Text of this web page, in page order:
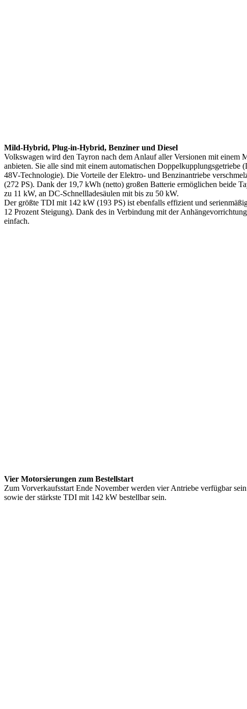
Mild-Hybrid, Plug-in-Hybrid, Benziner und Diesel
Volkswagen wird den Tayron nach dem Anlauf aller Versionen mit
anbieten. Sie alle sind mit einem automatischen
48V-Technologie). Die Vorteile der Elektro- und Benzinantriebe
(272 PS). Dank der 19,7 kWh (netto) großen Batterie ermöglichen beide
zu 11 kW, an DC-Schnellladesäulen mit bis zu 50 kW.
Der größte TDI mit 142 kW (193 PS) ist ebenfalls effizient und
12 Prozent Steigung). Dank des in Verbindung mit der
einfach.
Vier Motorsierungen zum Bestellstart
Zum Vorverkaufsstart Ende November werden vier Antriebe verfügbar
sowie der stärkste TDI mit 142 kW bestellbar sein.